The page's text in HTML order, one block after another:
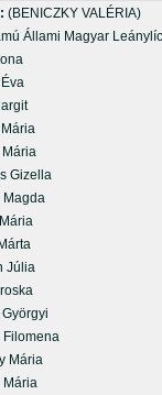
(BENICZKY VALÉRIA)
Állami Magyar
Gizella
Júlia
Mária